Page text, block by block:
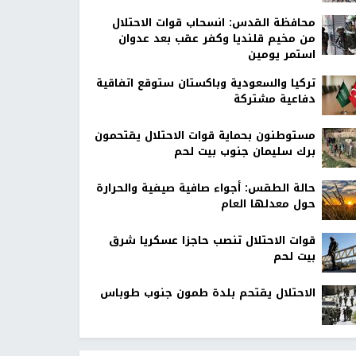
محافظة القدس: انسحاب قوات الاحتلال
من مخيم قلنديا وكفر عقب بعد عدوان
استمر يومين
تركيا والسعودية وباكستان ستوقع اتفاقية
دفاعية مشتركة
مستوطنون بحماية قوات الاحتلال يقتحمون
برك سليمان جنوب بيت لحم
حالة الطقس: أجواء صافية صيفية والحرارة
حول معدلها العام
قوات الاحتلال تنصب حاجزا عسكريا شرق
بيت لحم
الاحتلال يقتحم بلدة طمون جنوب طوباس